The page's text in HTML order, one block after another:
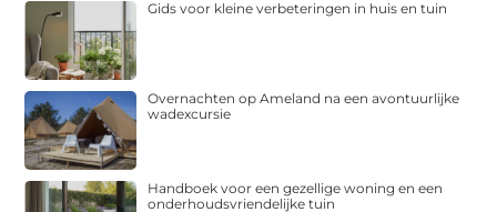
Gids voor kleine verbeteringen in huis en tuin
Overnachten op Ameland na een avontuurlijke
wadexcursie
Handboek voor een gezellige woning en een
onderhoudsvriendelijke tuin